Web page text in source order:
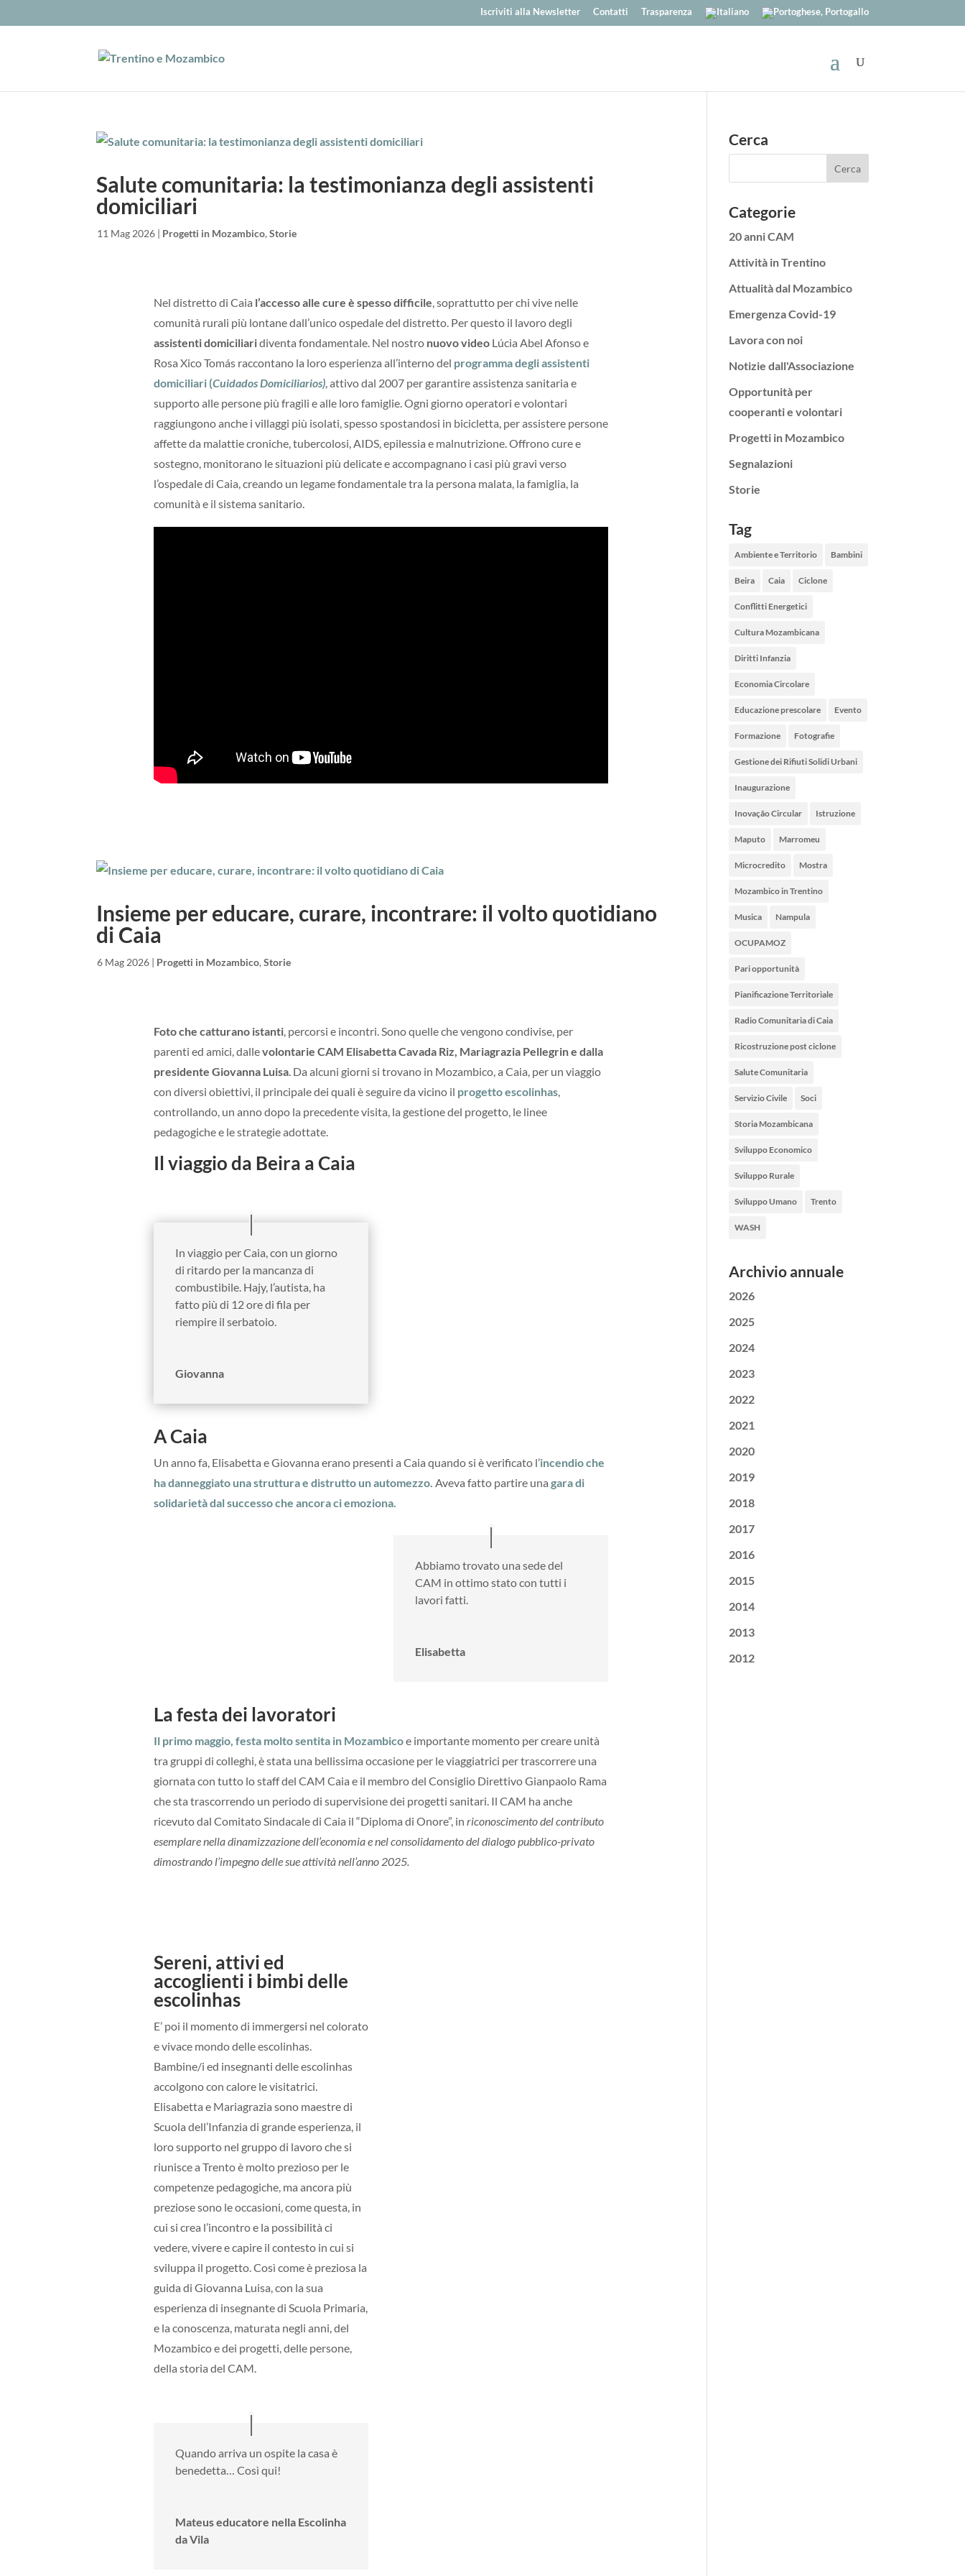
Iscriviti alla Newsletter Contatti Trasparenza
Salute comunitaria: la testimonianza degli assistenti
domiciliari
11 Mag 2026 | Progetti in Mozambico,Storie
Nel distretto di Caia l’accesso alle cure è spesso difficile, soprattutto per chi vive nelle
comunità rurali più lontane dall’unico ospedale del distretto. Per questo il lavoro degli
assistenti domiciliaridiventa fondamentale. Nel nostronuovo videoLúcia Abel Afonso e
Rosa Xico Tomás raccontano la loro esperienza all’interno del programma degli assistenti
domiciliari (Cuidados Domiciliarios), attivo dal 2007 per garantire assistenza sanitaria e
supporto alle persone più fragili e alle loro famiglie. Ogni giorno operatori e volontari
raggiungono anche i villaggi più isolati, spesso spostandosi in bicicletta, per assistere persone
affette da malattie croniche, tubercolosi, AIDS, epilessia e malnutrizione. Offrono cure e
sostegno, monitorano le situazioni più delicate e accompagnano i casi più gravi verso
l’ospedale di Caia, creando un legame fondamentale tra la persona malata, la famiglia, la
comunità e il sistema sanitario.
Insieme per educare, curare, incontrare: il volto quotidiano
di Caia
|6 Mag 2026 | Progetti in Mozambico,Storie
Foto che catturano istanti, percorsi e incontri. Sono quelle che vengono condivise, per
parenti ed amici, dallevolontarie CAM Elisabetta Cavada Riz, Mariagrazia Pellegrin e dalla
presidente Giovanna Luisa. Da alcuni giorni si trovano in Mozambico, a Caia, per un viaggio
con diversi obiettivi, il principale dei quali è seguire da vicino il progetto escolinhas,
controllando, un anno dopo la precedente visita, la gestione del progetto, le linee
pedagogiche e le strategie adottate.
Il viaggio da Beira a Caia
In viaggio per Caia, con un giorno
di ritardo per la mancanza di
combustibile. Hajy, l’autista, ha
fatto più di 12 ore di fila per
riempire il serbatoio.
Giovanna
A Caia
Un anno fa, Elisabetta e Giovanna erano presenti a Caia quando si è verificato l’incendio che
ha danneggiato una struttura e distrutto un automezzo. Aveva fatto partire una gara di
solidarietà dal successo che ancora ci emoziona.
Abbiamo trovato una sede del
CAM in ottimo stato con tutti i
lavori fatti.
Elisabetta
La festa dei lavoratori
Il primo maggio, festa molto sentita in Mozambicoe importante momento per creare unità
tra gruppi di colleghi, è stata una bellissima occasione per le viaggiatrici per trascorrere una
giornata con tutto lo staff del CAM Caia e il membro del Consiglio Direttivo Gianpaolo Rama
che sta trascorrendo un periodo di supervisione dei progetti sanitari. Il CAM ha anche
ricevuto dal Comitato Sindacale di Caia il “Diploma di Onore”, in riconoscimento del contributo
esemplare nella dinamizzazione dell’economia e nel consolidamento del dialogo pubblico-privato
dimostrando l’impegno delle sue attività nell’anno 2025.
Sereni, attivi ed
accoglienti i bimbi delle
escolinhas
E’ poi il momento di immergersi nel colorato
e vivace mondo delle escolinhas.
Bambine/i ed insegnanti delle escolinhas
accolgono con calore le visitatrici.
Elisabetta e Mariagrazia sono maestre di
Scuola dell’Infanzia di grande esperienza, il
loro supporto nel gruppo di lavoro che si
riunisce a Trento è molto prezioso per le
competenze pedagogiche, ma ancora più
preziose sono le occasioni, come questa, in
cui si crea l’incontro e la possibilità ci
vedere, vivere e capire il contesto in cui si
sviluppa il progetto.Così come è preziosa la
guida di Giovanna Luisa, con la sua
esperienza di insegnante di Scuola Primaria,
e la conoscenza, maturata negli anni, del
Mozambico e dei progetti, delle persone,
della storia del CAM.
Quando arriva un ospite la casa è
benedetta… Così qui!
Mateus educatore nella Escolinha
da Vila
Cerca
Categorie
20 anni CAM
Attività in Trentino
Attualità dal Mozambico
Emergenza Covid-19
Lavora con noi
Notizie dall'Associazione
Opportunità per
cooperanti e volontari
Progetti in Mozambico
Segnalazioni
Storie
Tag
Ambiente e Territorio Bambini
Beira Caia Ciclone
Conflitti Energetici
Cultura Mozambicana
Diritti Infanzia
Economia Circolare
Educazione prescolare Evento
Formazione Fotografie
Gestione dei Rifiuti Solidi Urbani
Inaugurazione
Inovação Circular Istruzione
Maputo Marromeu
Microcredito Mostra
Mozambico in Trentino
Musica Nampula
OCUPAMOZ
Pari opportunità
Pianificazione Territoriale
Radio Comunitaria di Caia
Ricostruzione post ciclone
Salute Comunitaria
Servizio Civile Soci
Storia Mozambicana
Sviluppo Economico
Sviluppo Rurale
Sviluppo Umano Trento
WASH
Archivio annuale
2026
2025
2024
2023
2022
2021
2020
2019
2018
2017
2016
2015
2014
2013
2012